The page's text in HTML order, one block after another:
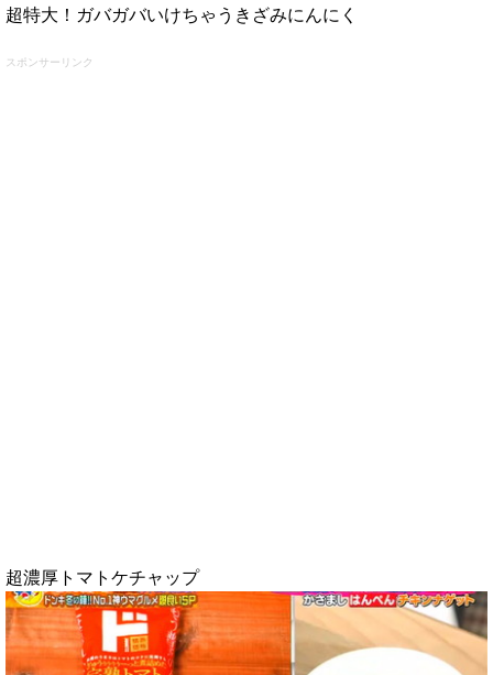
超特大！ガバガバいけちゃうきざみにんにく
スポンサーリンク
超濃厚トマトケチャップ